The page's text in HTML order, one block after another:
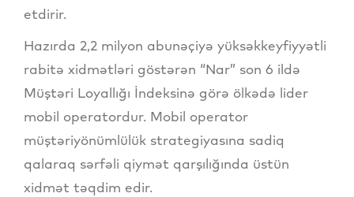
etdirir.
Hazırda 2,2 milyon abunəçiyə yüksəkkeyfiyyətli
rabitə xidmətləri göstərən “Nar” son 6 ildə
Müştəri Loyallığı İndeksinə görə ölkədə lider
mobil operatordur. Mobil operator
müştəriyönümlülük strategiyasına sadiq
qalaraq sərfəli qiymət qarşılığında üstün
xidmət təqdim edir.